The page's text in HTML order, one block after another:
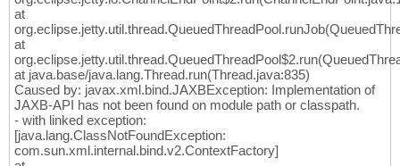
at
at
at java.base/java.lang.Thread.run(Thread.java:835)
Caused by: javax.xml.bind.JAXBException: Implementation of
JAXB-API has not been found on module path or classpath.
- with linked exception:
[java.lang.ClassNotFoundException:
com.sun.xml.internal.bind.v2.ContextFactory]